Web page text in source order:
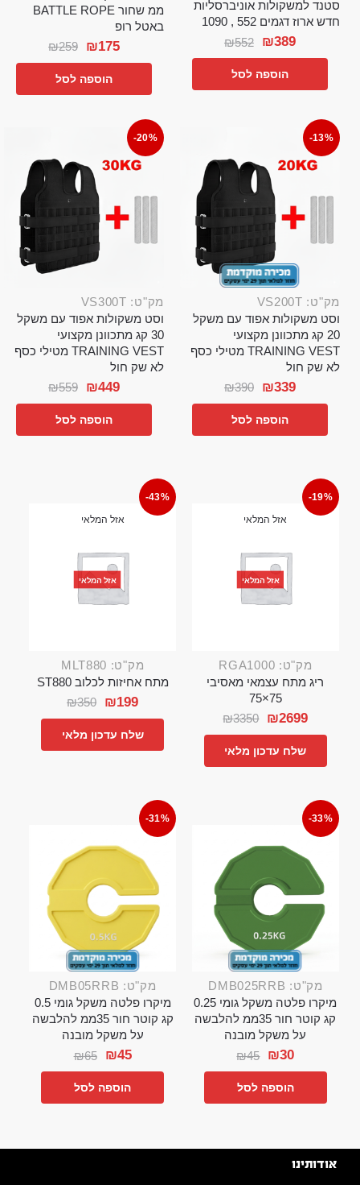
סטנד למשקולות אוניברסליות
חדש ארוז דגמים 552 , 1090
₪552 ₪389
הוספה לסל
ממ שחור BATTLE ROPE
באטל רופ
₪259 ₪175
הוספה לסל
-13%
מק"ט: VS200T
וסט משקולות אפוד עם משקל
20 קג מתכוונן מקצועי
TRAINING VEST מטילי כסף
לא שק חול
₪390 ₪339
הוספה לסל
-20%
מק"ט: VS300T
וסט משקולות אפוד עם משקל
30 קג מתכוונן מקצועי
TRAINING VEST מטילי כסף
לא שק חול
₪559 ₪449
הוספה לסל
-19%
אזל המלאי
אזל המלאי
מק"ט: RGA1000
ריג מתח עצמאי מאסיבי
75×75
₪3350 ₪2699
שלח עדכון מלאי
-43%
אזל המלאי
אזל המלאי
מק"ט: MLT880
מתח אחיזות לכלוב ST880
₪350 ₪199
שלח עדכון מלאי
-33%
מק"ט: DMB025RRB
מיקרו פלטה משקל גומי 0.25
קג קוטר חור 35ממ להלבשה
על משקל מובנה
₪45 ₪30
הוספה לסל
-31%
מק"ט: DMB05RRB
מיקרו פלטה משקל גומי 0.5
קג קוטר חור 35ממ להלבשה
על משקל מובנה
₪65 ₪45
הוספה לסל
אודותינו